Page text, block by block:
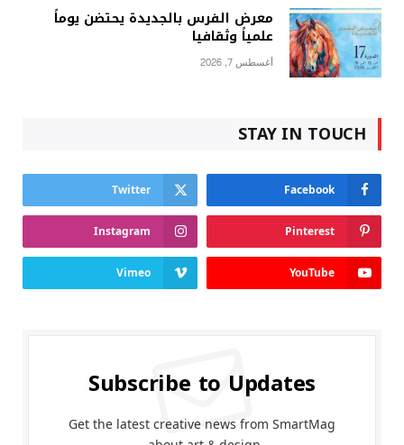
معرض الفرس بالجديدة يحتضن يوماً
علمياً وثقافيا
أغسطس 7, 2026
STAY IN TOUCH
Facebook
Twitter
Pinterest
Instagram
YouTube
Vimeo
Subscribe to Updates
Get the latest creative news from SmartMag